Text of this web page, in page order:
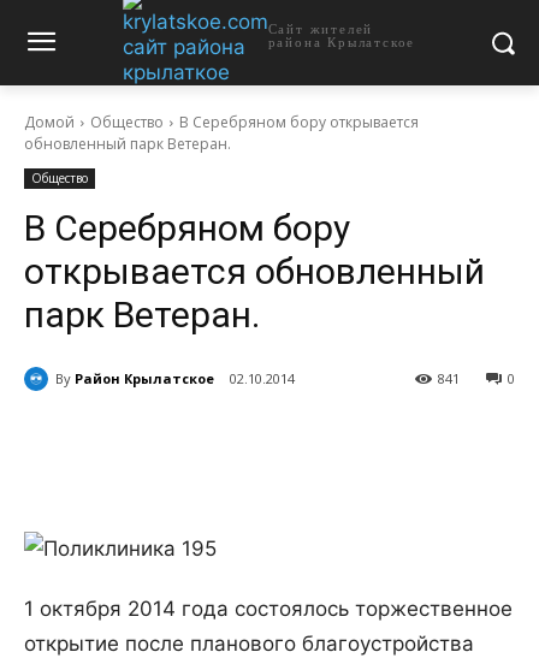
Сайт жителей
района Крылатское
Домой Общество
В Серебряном бору открывается
обновленный парк Ветеран.
Общество
В Серебряном бору
открывается обновленный
парк Ветеран.
By Район Крылатское 02.10.2014 0
841
1 октября 2014 года состоялось торжественное
открытие после планового благоустройства